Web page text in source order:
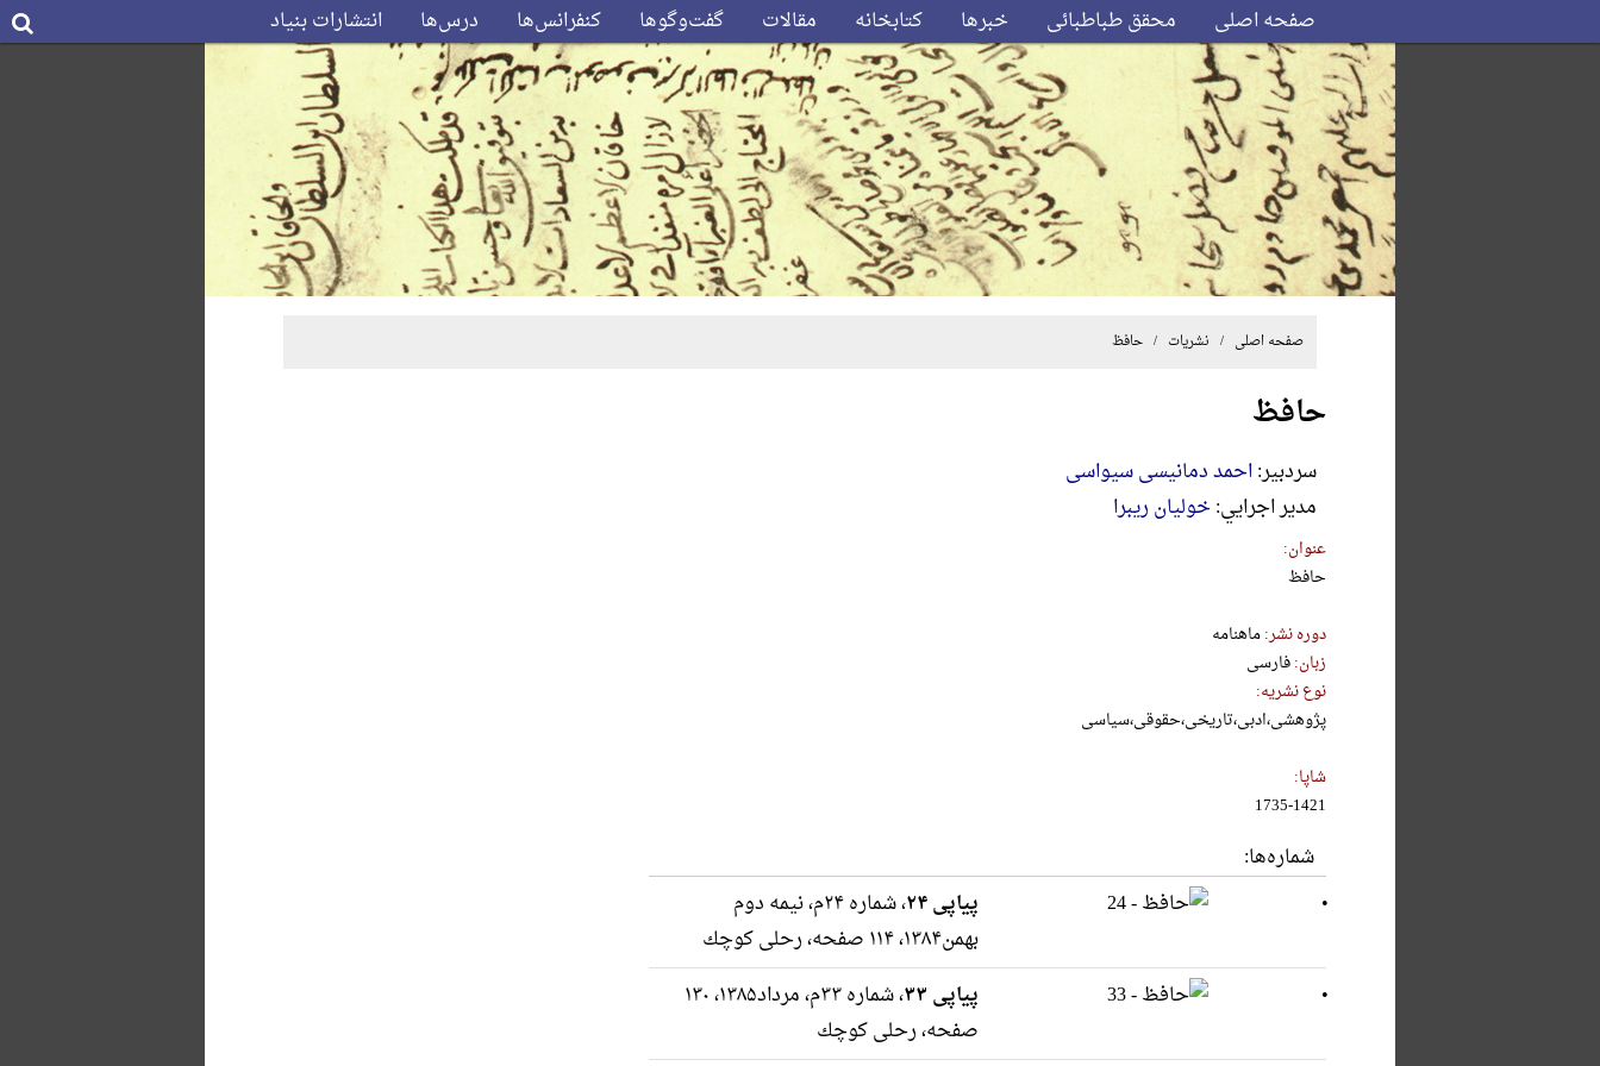
صفحه اصلی محقق طباطبائی خبرها کتابخانه مقالات گفت‌وگوها کنفرانس‌ها درس‌ها انتشارات بنیاد
صفحه اصلی / نشریات / حافظ
حافظ
سردبير:احمد دمانیسی سیواسی
مدير اجرايي:خولیان ریبرا
عنوان:
حافظ
دوره نشر:ماهنامه
زبان:فارسی
نوع نشریه:
پژوهشی،ادبی،تاریخی،حقوقی،سیاسی
شاپا:
1735-1421
شماره‌ها:
پیاپی ۲۴
، شماره ۲۴م، نیمه دوم
بهمن۱۳۸۴، ۱۱۴ صفحه، رحلى كوچك
پیاپی ۳۳
، شماره ۳۳م، مرداد۱۳۸۵، ۱۳۰
صفحه، رحلى كوچك